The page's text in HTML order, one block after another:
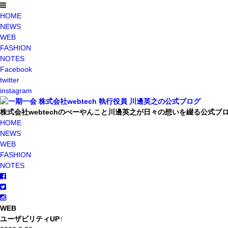
HOME
NEWS
WEB
FASHION
NOTES
Facebook
twitter
instagram
株式会社webtechのべーやんこと川邊英之が日々の想いを綴る公式ブ
HOME
NEWS
WEB
FASHION
NOTES
WEB
ユーザビリティUP↑